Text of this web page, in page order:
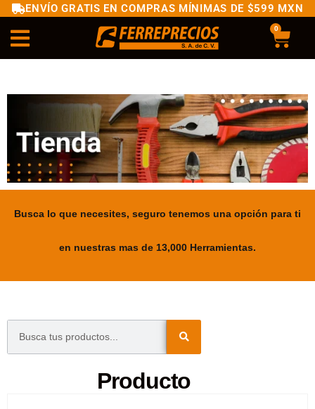
ENVÍO GRATIS EN COMPRAS MÍNIMAS DE $599 MXN
0
Busca lo que necesites, seguro tenemos una opción para ti
en nuestras mas de 13,000 Herramientas.
Producto